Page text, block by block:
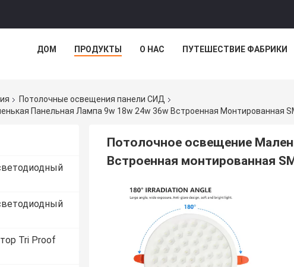
ДОМ ПРОДУКТЫ О НАС ПУТЕШЕСТВИЕ ФАБРИКИ
Потолочные освещения панели СИД
Панельная Лампа 9w 18w 24w 36w Встроенная Монтированная
Tri Proof
Потолочное освещение
Встроенная монтированная